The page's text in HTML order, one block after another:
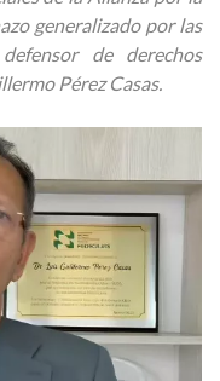
generalizado por las
de derechos
Pérez Casas.